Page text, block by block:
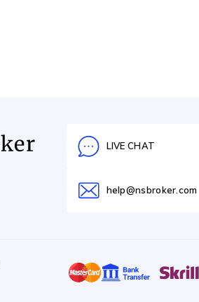
LIVE CHAT
help@nsbroker.com